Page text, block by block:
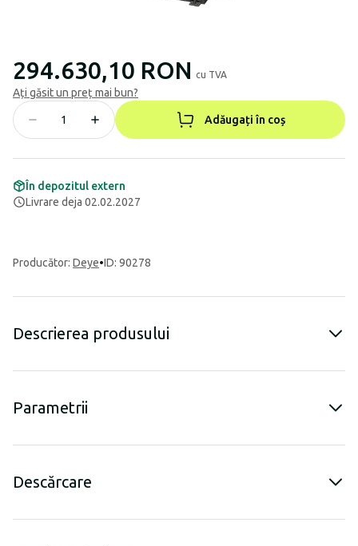
294.630,10 RON cu TVA
Ați găsit un preț mai bun?
Adăugați în coș
În depozitul extern
Livrare deja 02.02.2027
Producător: Deye•ID: 90278
Descrierea produsului
Parametrii
Descărcare